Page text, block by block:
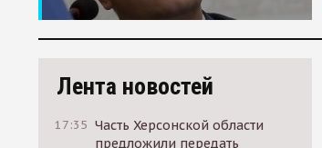
Лента новостей
17:35 Часть Херсонской области
предложили передать